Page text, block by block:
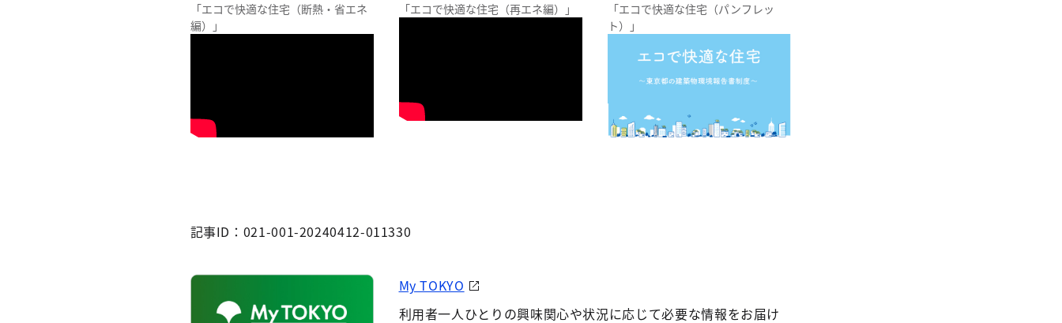
「エコで快適な住宅（断熱・省エネ
編）」
「エコで快適な住宅（再エネ編）」
「エコで快適な住宅（パンフレッ
ト）」
記事ID：021-001-20240412-011330
My TOKYO
利用者一人ひとりの興味関心や状況に応じて必要な情報をお届け